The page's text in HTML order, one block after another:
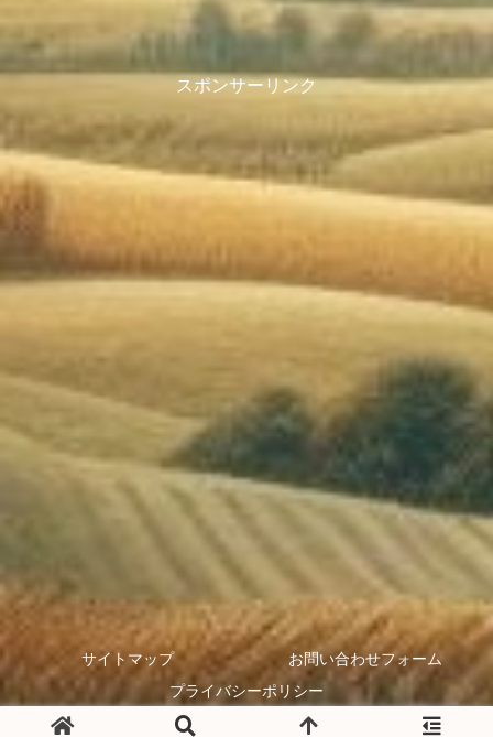
スポンサーリンク
サイトマップ
お問い合わせフォーム
プライバシーポリシー
Copyright © 2024 アラウコの叫び All Rights Reserved.